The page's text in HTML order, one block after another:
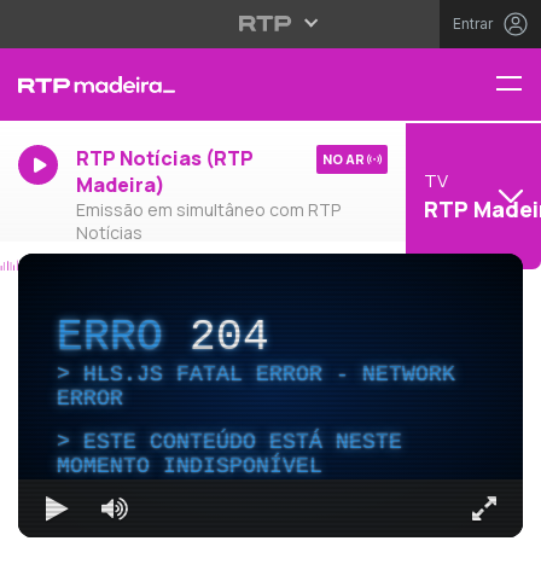
Entrar
RTP Notícias (RTP
Madeira)
Emissão em simultâneo com RTP
Notícias
NO AR
TV
RTP
ERRO204
HLS.JS FATAL ERROR - NETWORK
ERROR
ESTE CONTEÚDO ESTÁ NESTE
MOMENTO INDISPONÍVEL